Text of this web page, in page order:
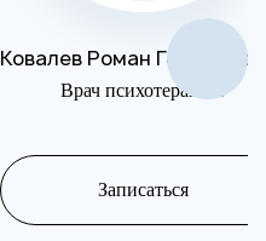
Ковалев Роман
Врач психотерапевт
Записаться